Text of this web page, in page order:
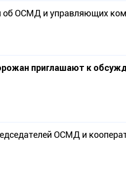
об ОСМД и управляющих
приглашают к
ОСМД и